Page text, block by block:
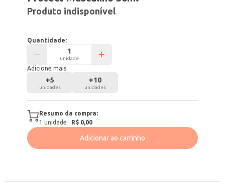
Produto indisponível
Quantidade:
unidade
Adicione mais:
+5
unidades
+10
unidades
Resumo da compra:
1 unidade · R$ 0,00
Adicionar ao carrinho